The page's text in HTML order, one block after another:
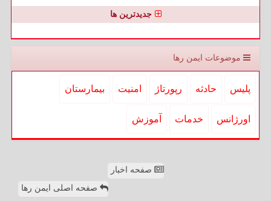
جدیدترین ها
موضوعات ایمن رها
پلیس حادثه رپورتاژ امنیت بیمارستان
اورژانس خدمات آموزش
صفحه اخبار
صفحه اصلی ایمن رها